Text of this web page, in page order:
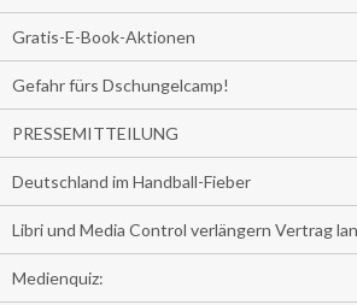
Gratis-E-Book-Aktionen
Gefahr fürs Dschungelcamp!
PRESSEMITTEILUNG
Deutschland im Handball-Fieber
Libri und Media Control verlängern Vertrag
Medienquiz: